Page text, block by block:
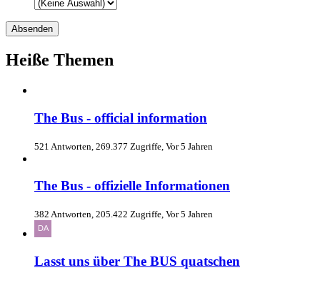
Heiße Themen
The Bus - official information
521 Antworten, 269.377 Zugriffe, Vor 5 Jahren
The Bus - offizielle Informationen
382 Antworten, 205.422 Zugriffe, Vor 5 Jahren
Lasst uns über The BUS quatschen